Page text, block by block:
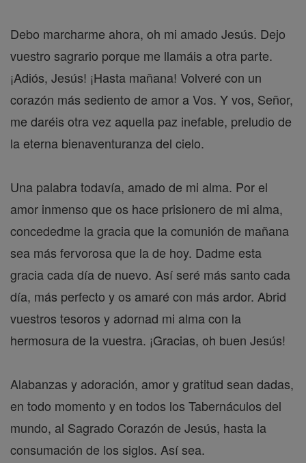
Debo marcharme ahora, oh mi amado Jesús. Dejo
vuestro sagrario porque me llamáis a otra parte.
¡Adiós, Jesús! ¡Hasta mañana! Volveré con un
corazón más sediento de amor a Vos. Y vos, Señor,
me daréis otra vez aquella paz inefable, preludio de
la eterna bienaventuranza del cielo.
Una palabra todavía, amado de mi alma. Por el
amor inmenso que os hace prisionero de mi alma,
concededme la gracia que la comunión de mañana
sea más fervorosa que la de hoy. Dadme esta
gracia cada día de nuevo. Así seré más santo cada
día, más perfecto y os amaré con más ardor. Abrid
vuestros tesoros y adornad mi alma con la
hermosura de la vuestra. ¡Gracias, oh buen Jesús!
Alabanzas y adoración, amor y gratitud sean dadas,
en todo momento y en todos los Tabernáculos del
mundo, al Sagrado Corazón de Jesús, hasta la
consumación de los siglos. Así sea.